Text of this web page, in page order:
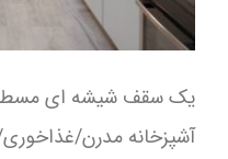
یک سقف شیشه ای
آشپزخانه مدرن/